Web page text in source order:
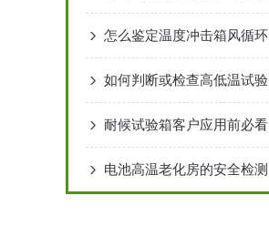
电池高温老化房的安全检测